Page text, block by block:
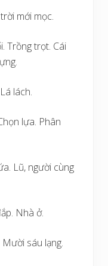
mới mọc.
Trồng trọt. Cái
lách.
lựa. Phân
Lũ, người cùng
Nhà ở.
Mười sáu lạng.